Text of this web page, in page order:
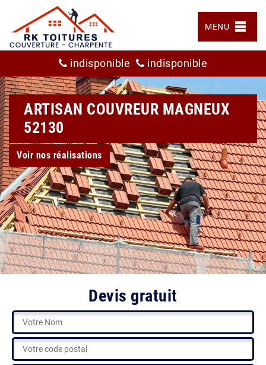
MENU
indisponible indisponible
ARTISAN COUVREUR MAGNEUX
52130
Voir nos réalisations
Devis gratuit